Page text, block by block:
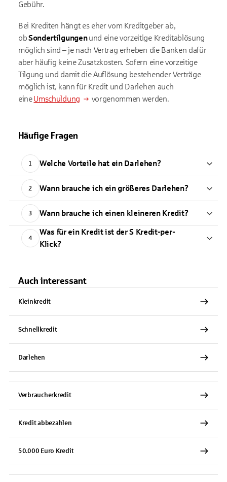
Gebühr.
Bei Krediten hängt es eher vom Kreditgeber ab,
obSondertilgungenund eine vorzeitige Kreditablösung
möglich sind – je nach Vertrag erheben die Banken dafür
aber häufig keine Zusatzkosten. Sofern eine vorzeitige
Tilgung und damit die Auflösung bestehender Verträge
möglich ist, kann für Kredit und Darlehen auch
eineUmschuldung vorgenommen werden.
Häufige Fragen
1 Welche Vorteile hat ein Darlehen?
2 Wann brauche ich ein größeres Darlehen?
3 Wann brauche ich einen kleineren Kredit?
4
Was für ein Kredit ist der S Kredit-per-
Klick?
Auch interessant
Kleinkredit
Schnellkredit
Darlehen
Verbraucherkredit
Kredit abbezahlen
50.000 Euro Kredit